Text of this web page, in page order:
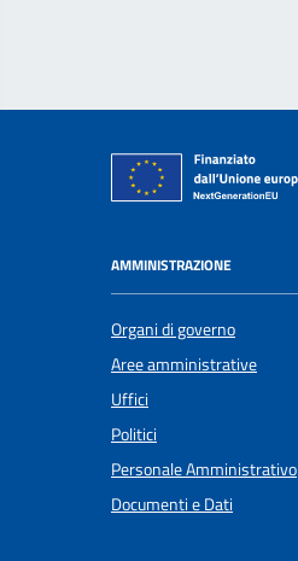
AMMINISTRAZIONE
Organi di governo
Aree amministrative
Uffici
Politici
Personale Amministrativo
Documenti e Dati